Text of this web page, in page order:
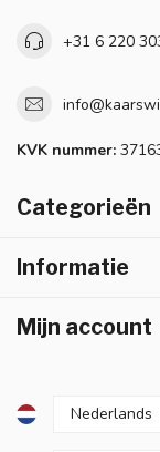
+31 6 220
KVK nummer:
Categorieën
Informatie
Mijn account